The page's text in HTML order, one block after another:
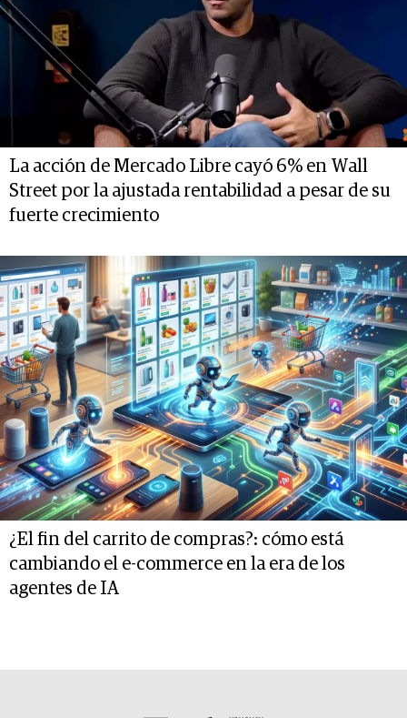
La acción de Mercado Libre cayó 6% en Wall
Street por la ajustada rentabilidad a pesar de su
fuerte crecimiento
¿El fin del carrito de compras?: cómo está
cambiando el e-commerce en la era de los
agentes de IA